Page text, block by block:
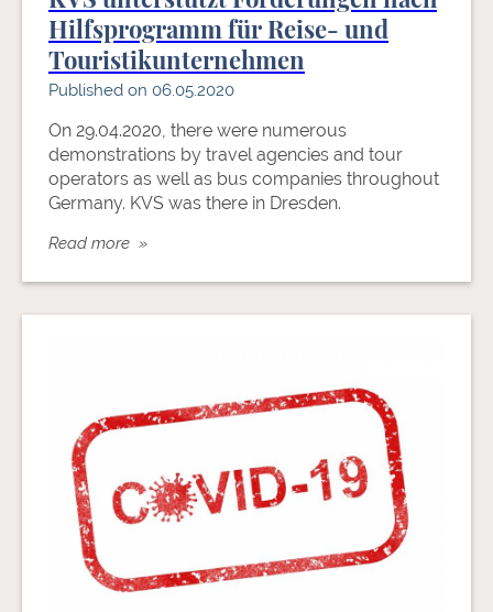
Hilfsprogramm für Reise- und
Touristikunternehmen
Published on 06.05.2020
On 29.04.2020, there were numerous
demonstrations by travel agencies and tour
operators as well as bus companies throughout
Germany. KVS was there in Dresden.
Read more »